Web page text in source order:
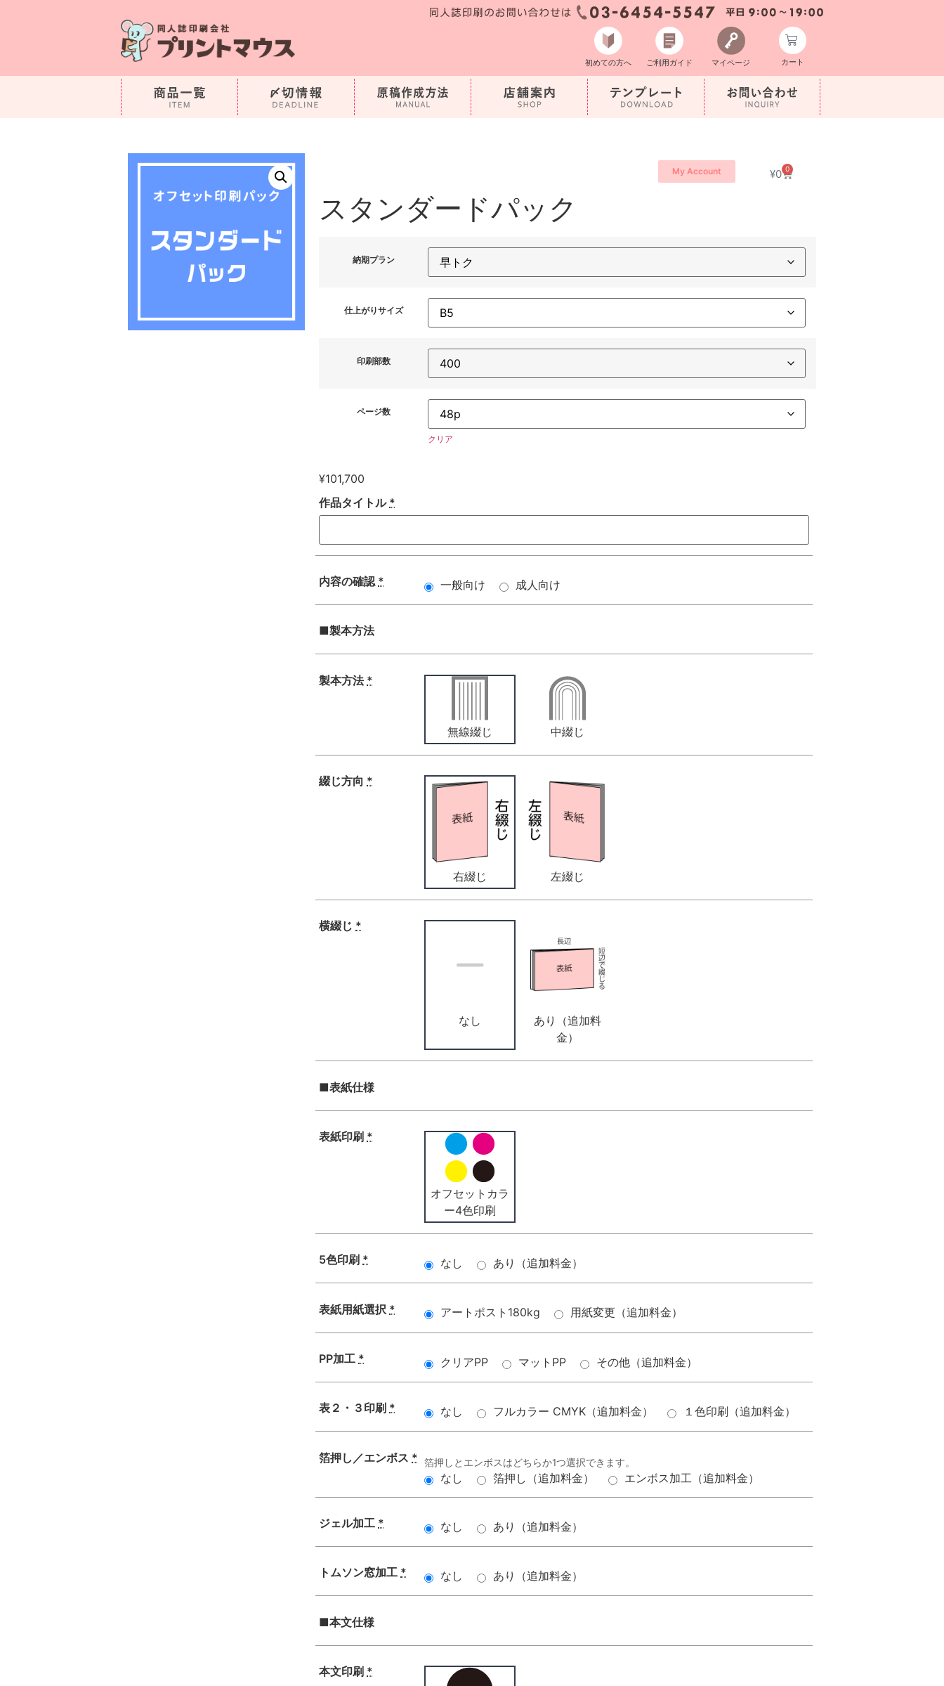
初めての方へ ご利用ガイド マイページ カート
My Account ¥0 0
スタンダードパック
納期プラン
仕上がりサイズ
印刷部数
ページ数
クリア
¥101,700
作品タイトル *
内容の確認 * 一般向け 成人向け
■製本方法
製本方法 *
無線綴じ 中綴じ
綴じ方向 *
右綴じ 左綴じ
横綴じ *
なし
あり（追加料
金）
■表紙仕様
表紙印刷 *
オフセットカラ
ー4色印刷
5色印刷 * なし あり（追加料金）
表紙用紙選択 * アートポスト180kg 用紙変更（追加料金）
PP加工 * クリアPP マットPP その他（追加料金）
表２・３印刷 * なし フルカラー CMYK（追加料金） １色印刷（追加料金）
箔押し／エンボス * 箔押しとエンボスはどちらか1つ選択できます。
なし 箔押し（追加料金） エンボス加工（追加料金）
ジェル加工 * なし あり（追加料金）
トムソン窓加工 * なし あり（追加料金）
■本文仕様
本文印刷 *